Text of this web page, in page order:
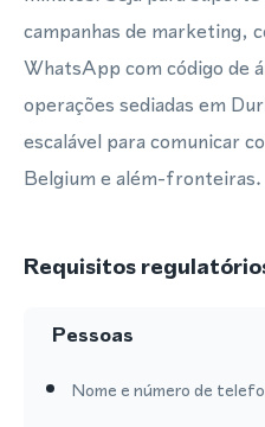
campanhas de marketing,
WhatsApp com código de
operações sediadas em
escalável para comunicar
Belgium e além-fronteiras.
Requisitos
Pessoas
Nome e número de